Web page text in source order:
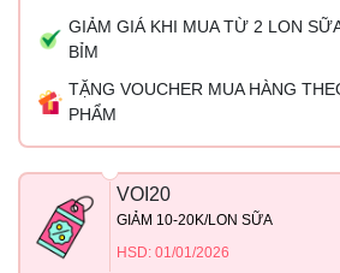
GIẢM GIÁ KHI MUA TỪ 2 LON
BỈM
TẶNG VOUCHER MUA HÀNG
PHẨM
VOI20
GIẢM 10-20K/LON SỮA
HSD: 01/01/2026